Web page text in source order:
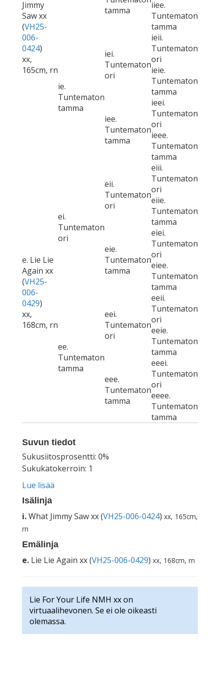
Jimmy
Saw xx
(VH25-
006-
0424)
xx,
165cm, rn
tamma
iiee.
Tuntematon
tamma
ie.
Tuntematon
tamma
iei.
Tuntematon
ori
ieii.
Tuntematon
ori
ieie.
Tuntematon
tamma
iee.
Tuntematon
tamma
ieei.
Tuntematon
ori
ieee.
Tuntematon
tamma
e. Lie Lie
Again xx
(VH25-
006-
0429)
xx,
168cm, rn
ei.
Tuntematon
ori
eii.
Tuntematon
ori
eiii.
Tuntematon
ori
eiie.
Tuntematon
tamma
eie.
Tuntematon
tamma
eiei.
Tuntematon
ori
eiee.
Tuntematon
tamma
ee.
Tuntematon
tamma
eei.
Tuntematon
ori
eeii.
Tuntematon
ori
eeie.
Tuntematon
tamma
eee.
Tuntematon
tamma
eeei.
Tuntematon
ori
eeee.
Tuntematon
tamma
Suvun tiedot
Sukusiitosprosentti: 0%
Sukukatokerroin: 1
Lue lisää
Isälinja
i.What Jimmy Saw xx (VH25-006-0424) xx, 165cm,
rn
Emälinja
e. Lie Lie Again xx (VH25-006-0429) xx, 168cm, rn
Lie For Your Life NMH xx on
virtuaalihevonen. Se ei ole oikeasti
olemassa.